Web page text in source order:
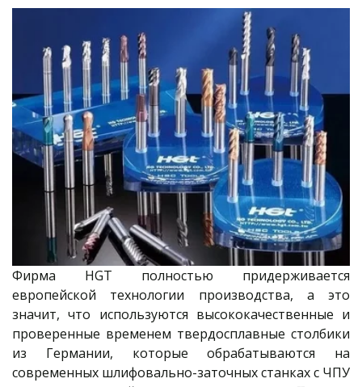
Фирма HGT полностью придерживается
европейской технологии производства, а это
значит, что используются высококачественные и
проверенные временем твердосплавные столбики
из Германии, которые обрабатываются на
современных шлифовально-заточных станках с ЧПУ